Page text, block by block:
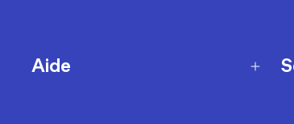
Aide